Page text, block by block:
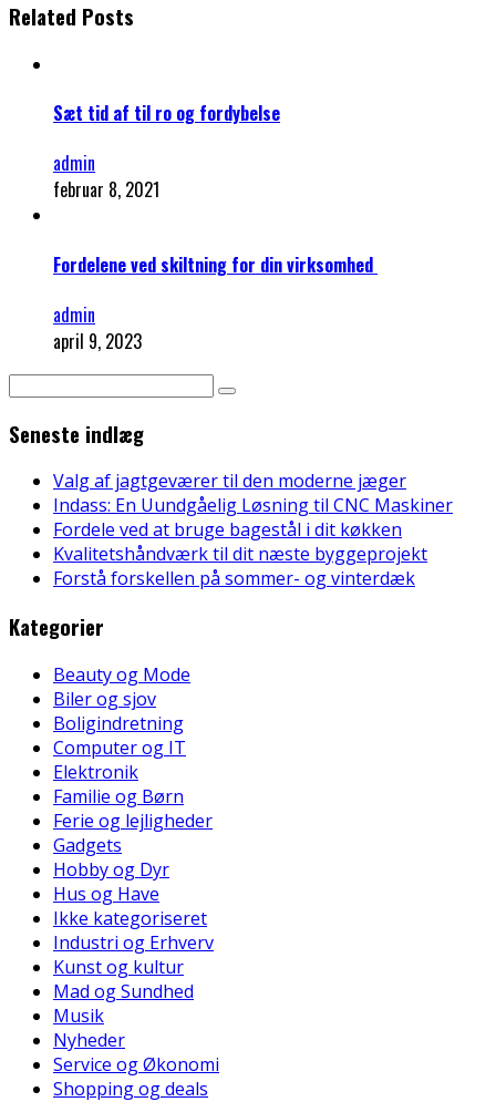
Related Posts
Sæt tid af til ro og fordybelse
admin
februar 8, 2021
Fordelene ved skiltning for din virksomhed
admin
april 9, 2023
Seneste indlæg
Valg af jagtgeværer til den moderne jæger
Indass: En Uundgåelig Løsning til CNC Maskiner
Fordele ved at bruge bagestål i dit køkken
Kvalitetshåndværk til dit næste byggeprojekt
Forstå forskellen på sommer- og vinterdæk
Kategorier
Beauty og Mode
Biler og sjov
Boligindretning
Computer og IT
Elektronik
Familie og Børn
Ferie og lejligheder
Gadgets
Hobby og Dyr
Hus og Have
Ikke kategoriseret
Industri og Erhverv
Kunst og kultur
Mad og Sundhed
Musik
Nyheder
Service og Økonomi
Shopping og deals